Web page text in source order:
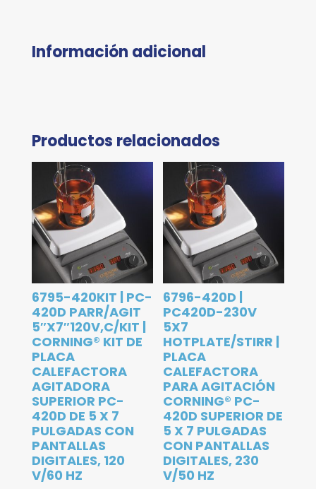
Información adicional
Productos relacionados
6795-420KIT | PC-
420D PARR/AGIT
5″X7″120V,C/KIT |
CORNING® KIT DE
PLACA
CALEFACTORA
AGITADORA
SUPERIOR PC-
420D DE 5 X 7
PULGADAS CON
PANTALLAS
DIGITALES, 120
V/60 HZ
6796-420D |
PC420D-230V
5X7
HOTPLATE/STIRR |
PLACA
CALEFACTORA
PARA AGITACIÓN
CORNING® PC-
420D SUPERIOR DE
5 X 7 PULGADAS
CON PANTALLAS
DIGITALES, 230
V/50 HZ